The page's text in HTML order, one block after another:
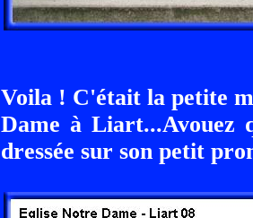
Voila ! C'était la petite
Dame à Liart...Avouez
dressée sur son petit